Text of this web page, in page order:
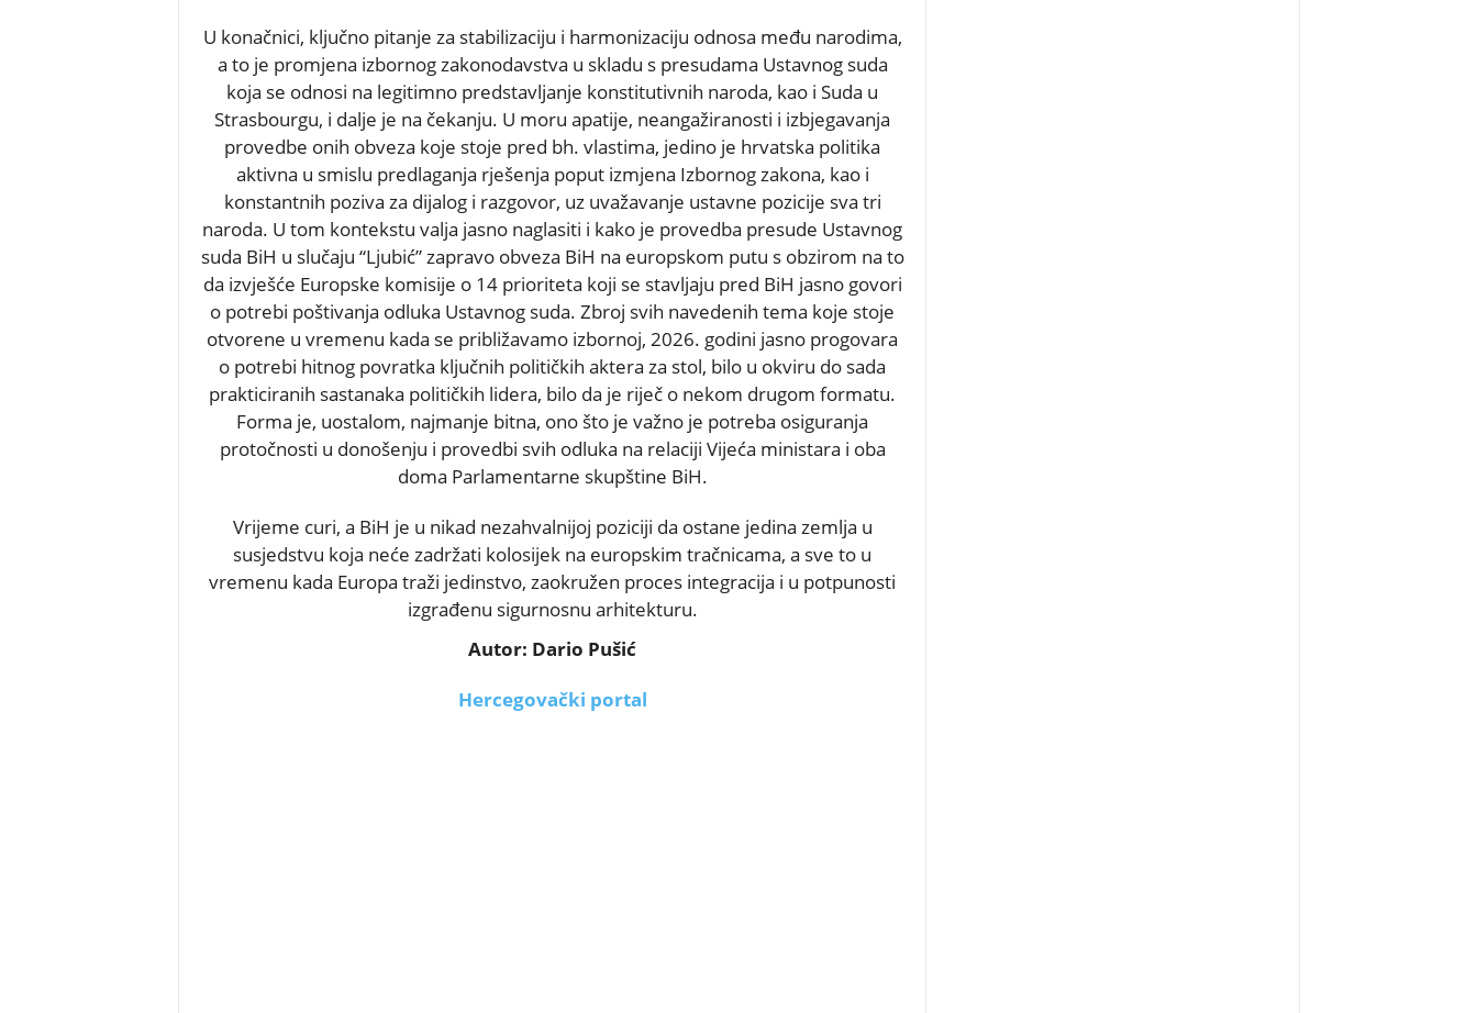
U konačnici, ključno pitanje za stabilizaciju i harmonizaciju odnosa među narodima,
a to je promjena izbornog zakonodavstva u skladu s presudama Ustavnog suda
koja se odnosi na legitimno predstavljanje konstitutivnih naroda, kao i Suda u
Strasbourgu, i dalje je na čekanju. U moru apatije, neangažiranosti i izbjegavanja
provedbe onih obveza koje stoje pred bh. vlastima, jedino je hrvatska politika
aktivna u smislu predlaganja rješenja poput izmjena Izbornog zakona, kao i
konstantnih poziva za dijalog i razgovor, uz uvažavanje ustavne pozicije sva tri
naroda. U tom kontekstu valja jasno naglasiti i kako je provedba presude Ustavnog
suda BiH u slučaju “Ljubić” zapravo obveza BiH na europskom putu s obzirom na to
da izvješće Europske komisije o 14 prioriteta koji se stavljaju pred BiH jasno govori
o potrebi poštivanja odluka Ustavnog suda. Zbroj svih navedenih tema koje stoje
otvorene u vremenu kada se približavamo izbornoj, 2026. godini jasno progovara
o potrebi hitnog povratka ključnih političkih aktera za stol, bilo u okviru do sada
prakticiranih sastanaka političkih lidera, bilo da je riječ o nekom drugom formatu.
Forma je, uostalom, najmanje bitna, ono što je važno je potreba osiguranja
protočnosti u donošenju i provedbi svih odluka na relaciji Vijeća ministara i oba
doma Parlamentarne skupštine BiH.
Vrijeme curi, a BiH je u nikad nezahvalnijoj poziciji da ostane jedina zemlja u
susjedstvu koja neće zadržati kolosijek na europskim tračnicama, a sve to u
vremenu kada Europa traži jedinstvo, zaokružen proces integracija i u potpunosti
izgrađenu sigurnosnu arhitekturu.
Autor: Dario Pušić
Hercegovački portal